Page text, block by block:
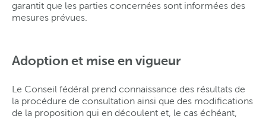
garantit que les parties concernées sont informées des
mesures prévues.
Adoption et mise en vigueur
Le Conseil fédéral prend connaissance des résultats de
la procédure de consultation ainsi que des modifications
de la proposition qui en découlent et, le cas échéant,